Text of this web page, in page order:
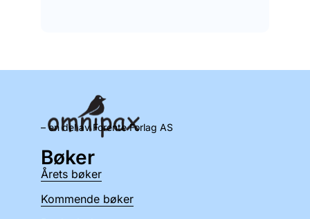
– en del av Forente Forlag AS
Bøker
Årets bøker
Kommende bøker